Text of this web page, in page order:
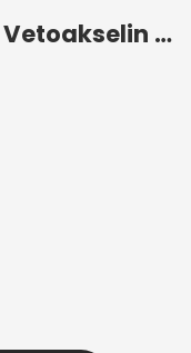
Akselitiiviste Vaihteisto Vetoakselin puoli Aixam